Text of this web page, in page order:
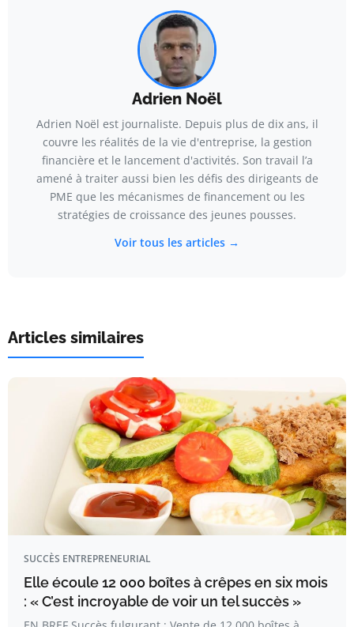
Adrien Noël
Adrien Noël est journaliste. Depuis plus de dix ans, il
couvre les réalités de la vie d'entreprise, la gestion
financière et le lancement d'activités. Son travail l’a
amené à traiter aussi bien les défis des dirigeants de
PME que les mécanismes de financement ou les
stratégies de croissance des jeunes pousses.
Voir tous les articles →
Articles similaires
SUCCÈS ENTREPRENEURIAL
Elle écoule 12 000 boîtes à crêpes en six mois
: « C’est incroyable de voir un tel succès »